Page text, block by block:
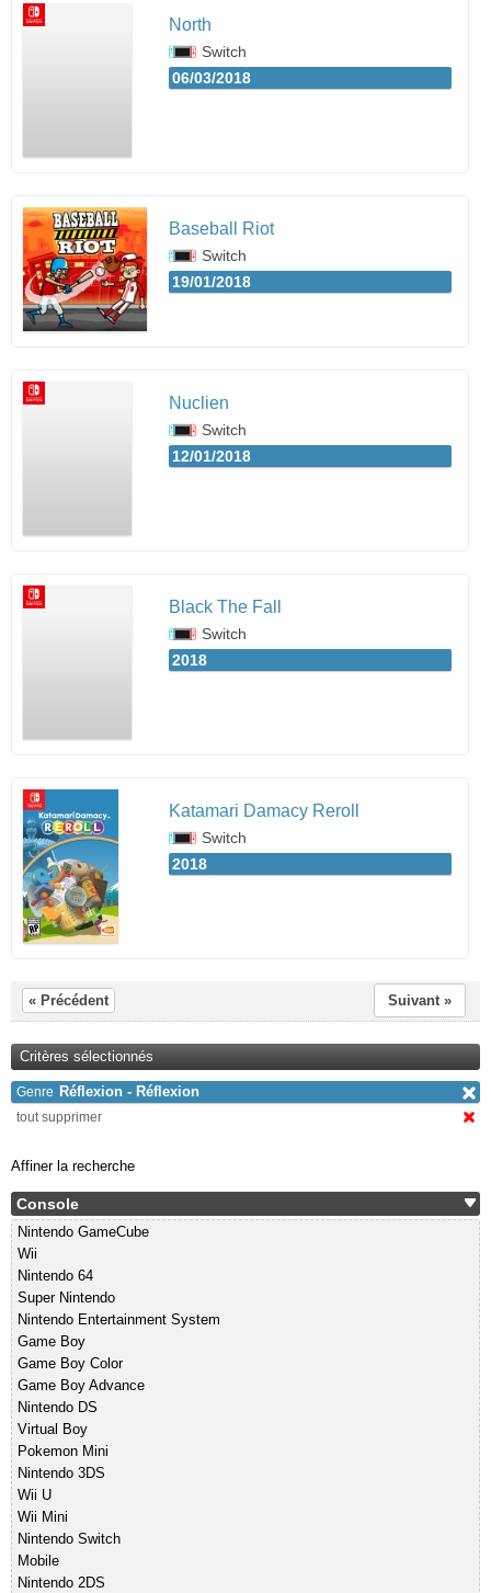
North
Switch
06/03/2018
Baseball Riot
Switch
19/01/2018
Nuclien
Switch
12/01/2018
Black The Fall
Switch
2018
Katamari Damacy Reroll
Switch
2018
« Précédent Suivant »
Critères sélectionnés
Genre Réflexion - Réflexion
tout supprimer
Affiner la recherche
Console
Nintendo GameCube
Wii
Nintendo 64
Super Nintendo
Nintendo Entertainment System
Game Boy
Game Boy Color
Game Boy Advance
Nintendo DS
Virtual Boy
Pokemon Mini
Nintendo 3DS
Wii U
Wii Mini
Nintendo Switch
Mobile
Nintendo 2DS